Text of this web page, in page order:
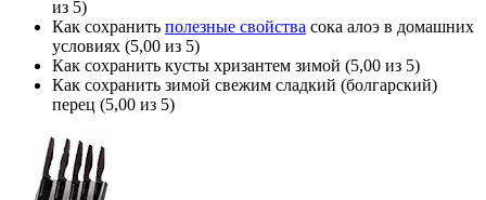
из 5)
Как сохранить полезные свойства сока алоэ в домашних
условиях (5,00 из 5)
Как сохранить кусты хризантем зимой (5,00 из 5)
Как сохранить зимой свежим сладкий (болгарский)
перец (5,00 из 5)